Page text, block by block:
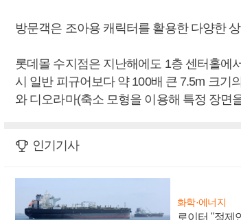
방문객은 조아용 캐릭터를 활용한 다양한
롯데몰 수지점은 지난해에도 1층 센터홀에
시 일반 피규어보다 약 100배 큰 7.5m 크기
와 디오라마(축소 모형을 이용해 특정 장면
인기기사
화학·에너지
로이터 "정제